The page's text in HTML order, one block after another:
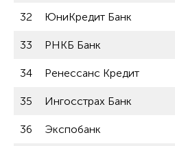
32 ЮниКредит Банк
33 РНКБ Банк
34 Ренессанс Кредит
35 Ингосстрах Банк
36 Экспобанк